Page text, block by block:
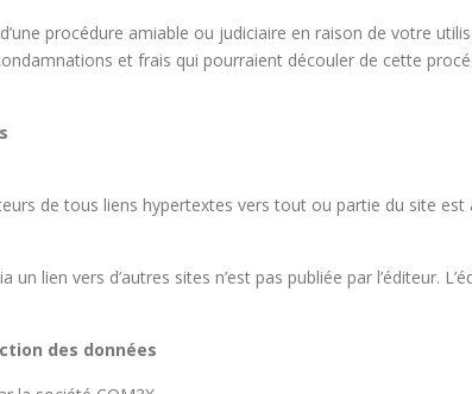
d’une procédure amiable ou judiciaire en raison de votre
et frais qui pourraient découler de cette
de tous liens hypertextes vers tout ou partie du site
lien vers d’autres sites n’est pas publiée par l’éditeur.
des données